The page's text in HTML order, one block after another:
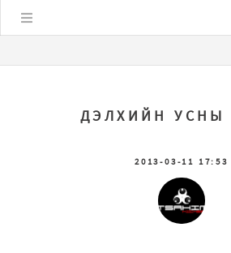
ДЭЛХИЙН УСНЫ
2013-03-11 17:53